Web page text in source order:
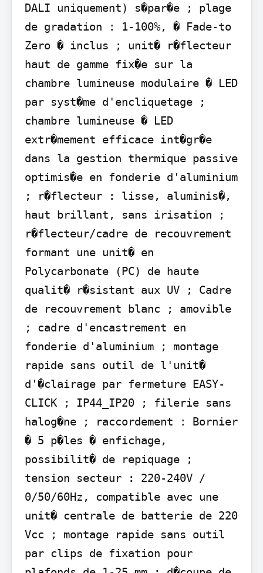
DALI uniquement) s�par�e ; plage
de gradation : 1-100%, � Fade-to
Zero � inclus ; unit� r�flecteur
haut de gamme fix�e sur la
chambre lumineuse modulaire � LED
par syst�me d'encliquetage ;
chambre lumineuse � LED
extr�mement efficace int�gr�e
dans la gestion thermique passive
optimis�e en fonderie d'aluminium
; r�flecteur : lisse, aluminis�,
haut brillant, sans irisation ;
r�flecteur/cadre de recouvrement
formant une unit� en
Polycarbonate (PC) de haute
qualit� r�sistant aux UV ; Cadre
de recouvrement blanc ; amovible
; cadre d'encastrement en
fonderie d'aluminium ; montage
rapide sans outil de l'unit�
d'�clairage par fermeture EASY-
CLICK ; IP44_IP20 ; filerie sans
halog�ne ; raccordement : Bornier
� 5 p�les � enfichage,
possibilit� de repiquage ;
tension secteur : 220-240V /
0/50/60Hz, compatible avec une
unit� centrale de batterie de 220
Vcc ; montage rapide sans outil
par clips de fixation pour